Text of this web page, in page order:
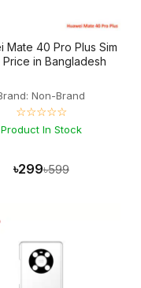
Mate 40 Pro Plus Sim
Price in Bangladesh
Non-Brand
☆☆☆☆☆
Product In Stock
৳299৳599